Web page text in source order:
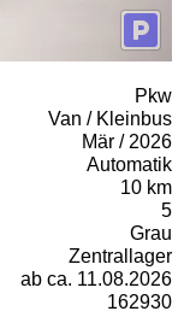
Pkw
Van / Kleinbus
Mär / 2026
Automatik
10 km
5
Grau
Zentrallager
ab ca. 11.08.2026
162930